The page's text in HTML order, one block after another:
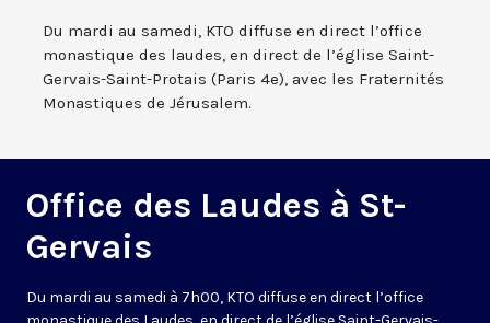
Du mardi au samedi, KTO diffuse en direct l’office
monastique des laudes, en direct de l’église Saint-
Gervais-Saint-Protais (Paris 4e), avec les Fraternités
Monastiques de Jérusalem.
Office des Laudes à St-
Gervais
Du mardi au samedi à 7h00, KTO diffuse en direct l’office